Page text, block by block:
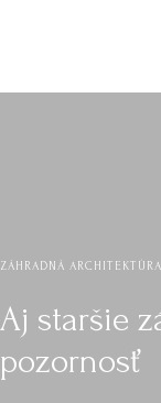
ZÁHRADNÁ ARCHITEKTÚRA
Aj staršie
pozornosť